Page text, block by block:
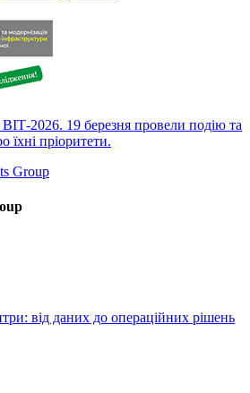
2026. 19 березня провели подію та
їхні пріоритети.
Group
від даних до операційних рішень